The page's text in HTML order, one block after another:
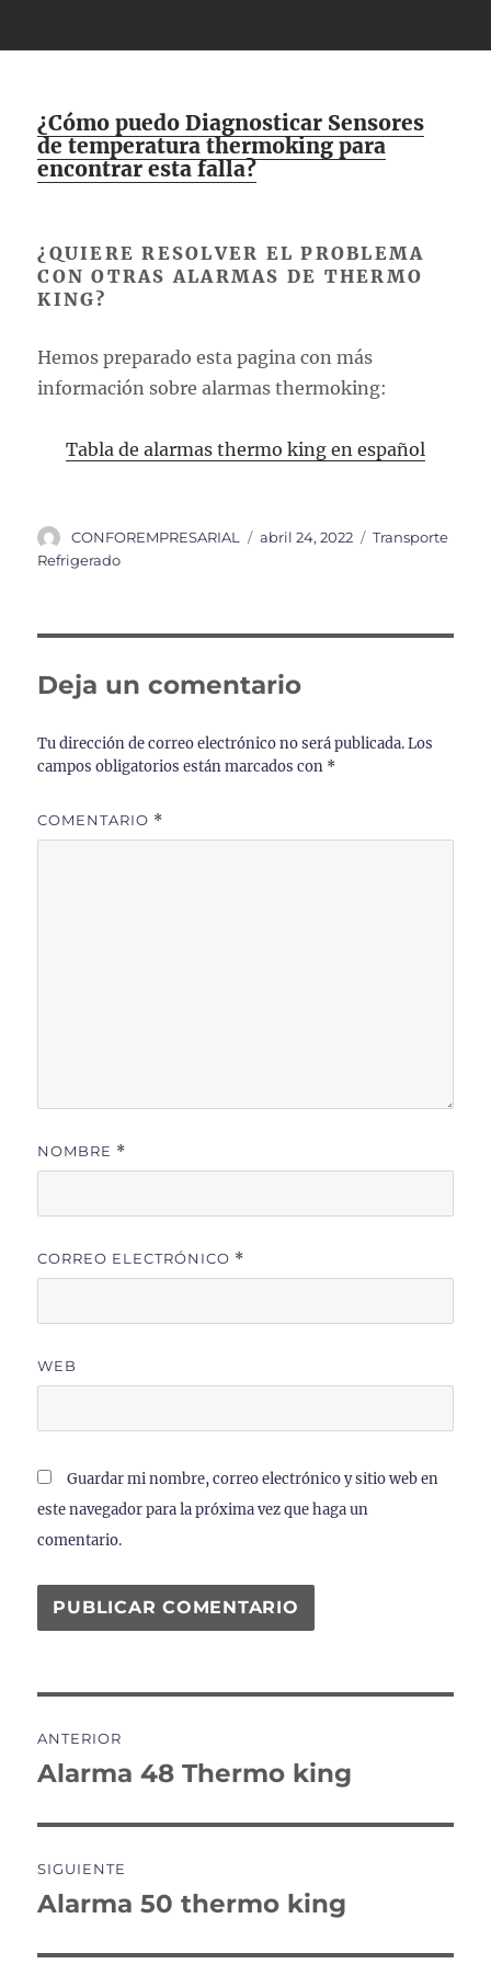
¿Cómo puedo Diagnosticar Sensores
de temperatura thermoking para
encontrar esta falla?
¿QUIERE RESOLVER EL PROBLEMA
CON OTRAS ALARMAS DE THERMO
KING?
Hemos preparado esta pagina con más
información sobre alarmas thermoking:
Tabla de alarmas thermo king en español
Autor
CONFOREMPRESARIAL
Publicado
abril 24, 2022 Categorías
Transporte
Refrigerado
Deja un comentario
Tu dirección de correo electrónico no será publicada. Los
campos obligatorios están marcados con *
COMENTARIO *
NOMBRE *
CORREO ELECTRÓNICO *
WEB
Guardar mi nombre, correo electrónico y sitio web en
este navegador para la próxima vez que haga un
comentario.
de
ANTERIOR
Entrada
Alarma 48 Thermo king
SIGUIENTE
Entrada
Alarma 50 thermo king